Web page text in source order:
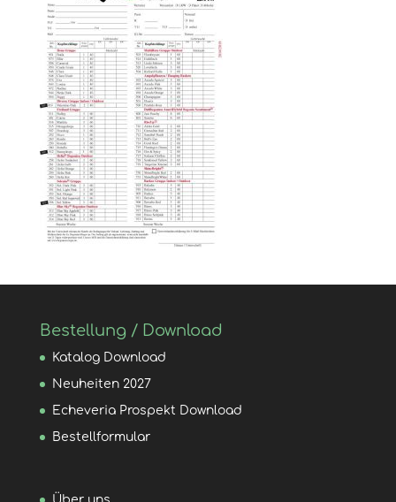
Bestellung / Download
Katalog Download
Neuheiten 2027
Echeveria Prospekt Download
Bestellformular